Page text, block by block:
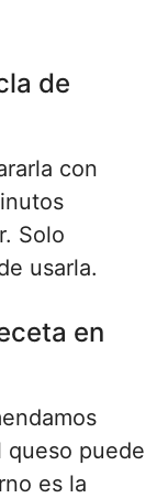
de
con
Solo
usarla.
en
queso puede
es la